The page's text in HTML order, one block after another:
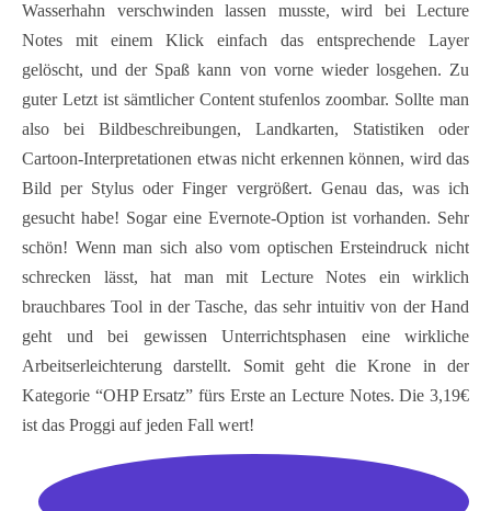
Wasserhahn verschwinden lassen musste, wird bei Lecture
Notes mit einem Klick einfach das entsprechende Layer
gelöscht, und der Spaß kann von vorne wieder losgehen. Zu
guter Letzt ist sämtlicher Content stufenlos zoombar. Sollte man
also bei Bildbeschreibungen, Landkarten, Statistiken oder
Cartoon-Interpretationen etwas nicht erkennen können, wird das
Bild per Stylus oder Finger vergrößert. Genau das, was ich
gesucht habe! Sogar eine Evernote-Option ist vorhanden. Sehr
schön! Wenn man sich also vom optischen Ersteindruck nicht
schrecken lässt, hat man mit Lecture Notes ein wirklich
brauchbares Tool in der Tasche, das sehr intuitiv von der Hand
geht und bei gewissen Unterrichtsphasen eine wirkliche
Arbeitserleichterung darstellt. Somit geht die Krone in der
Kategorie “OHP Ersatz” fürs Erste an Lecture Notes. Die 3,19€
ist das Proggi auf jeden Fall wert!